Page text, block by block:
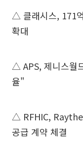
△ 클래시스, 171
확대
△ APS, 제니스월
율"
△ RFHIC,
공급 계약 체결